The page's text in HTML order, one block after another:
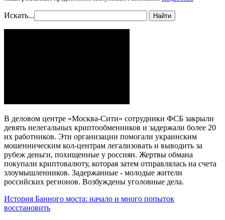
Искать... Найти
В деловом центре «Москва-Сити» сотрудники ФСБ закрыли
девять нелегальных криптообменников и задержали более 20
их работников. Эти организации помогали украинским
мошенническим кол-центрам легализовать и выводить за
рубеж деньги, похищенные у россиян. Жертвы обмана
покупали криптовалюту, которая затем отправлялась на счета
злоумышленников. Задержанные - молодые жители
российских регионов. Возбуждены уголовные дела.
История Банного моста: начало и много попыток
восстановить